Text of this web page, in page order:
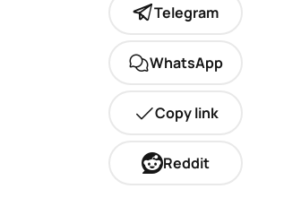
Telegram
WhatsApp
Copy link
Reddit